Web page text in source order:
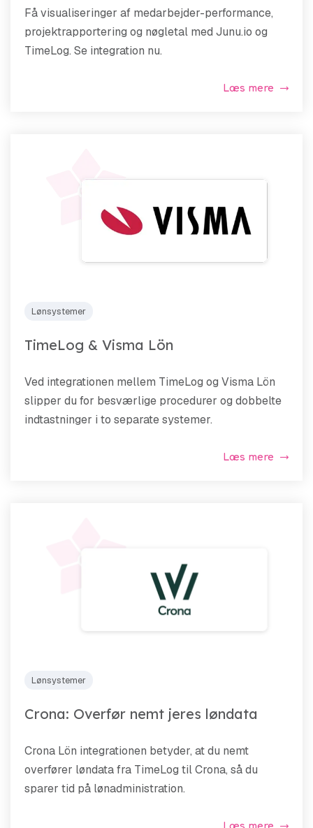
Få visualiseringer af medarbejder-performance,
projektrapportering og nøgletal med Junu.io og
TimeLog. Se integration nu.
Læs mere
Lønsystemer
TimeLog & Visma Lön
Ved integrationen mellem TimeLog og Visma Lön
slipper du for besværlige procedurer og dobbelte
indtastninger i to separate systemer.
Læs mere
Lønsystemer
Crona: Overfør nemt jeres løndata
Crona Lön integrationen betyder, at du nemt
overfører løndata fra TimeLog til Crona, så du
sparer tid på lønadministration.